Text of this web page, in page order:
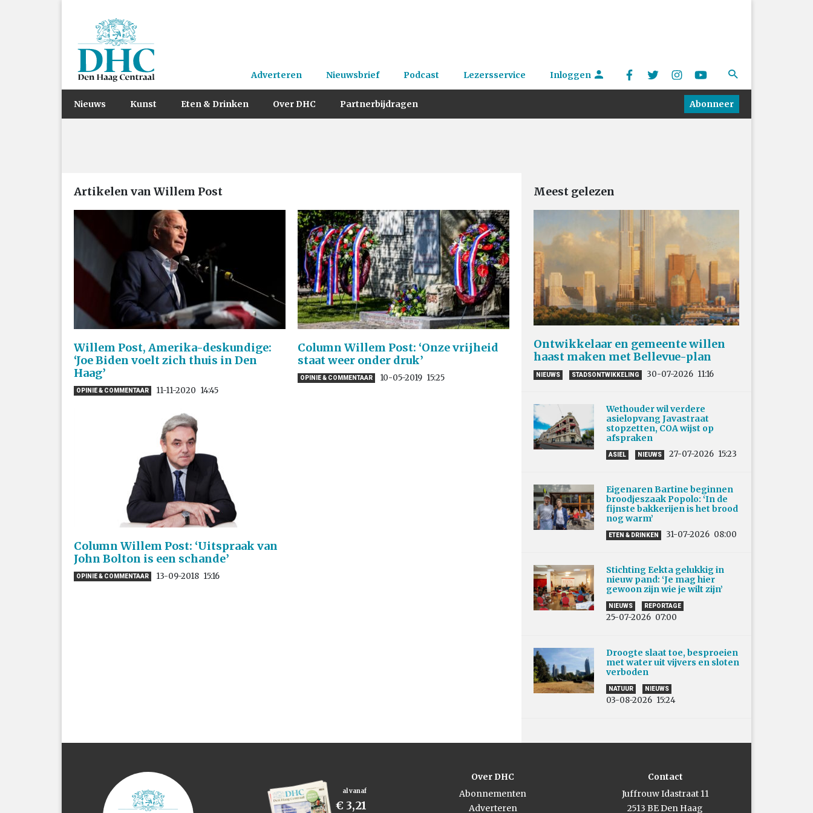
Adverteren Nieuwsbrief Podcast Lezersservice Inloggen
Nieuws Kunst Eten & Drinken Over DHC Partnerbijdragen Abonneer
Artikelen van Willem Post
Willem Post, Amerika-deskundige:
‘Joe Biden voelt zich thuis in Den
Haag’
OPINIE & COMMENTAAR 11-11-2020 14:45
Column Willem Post: ‘Onze vrijheid
staat weer onder druk’
OPINIE & COMMENTAAR 10-05-2019 15:25
Column Willem Post: ‘Uitspraak van
John Bolton is een schande’
OPINIE & COMMENTAAR 13-09-2018 15:16
Meest gelezen
Ontwikkelaar en gemeente willen
haast maken met Bellevue-plan
NIEUWS STADSONTWIKKELING 30-07-2026 11:16
Wethouder wil verdere
asielopvang Javastraat
stopzetten, COA wijst op
afspraken
ASIEL NIEUWS 27-07-2026 15:23
Eigenaren Bartine beginnen
broodjeszaak Popolo: ‘In de
fijnste bakkerijen is het brood
nog warm’
ETEN & DRINKEN 31-07-2026 08:00
Stichting Eekta gelukkig in
nieuw pand: ‘Je mag hier
gewoon zijn wie je wilt zijn’
NIEUWS REPORTAGE
25-07-2026 07:00
Droogte slaat toe, besproeien
met water uit vijvers en sloten
verboden
NATUUR NIEUWS
03-08-2026 15:24
al vanaf
€ 3,21
Over DHC
Abonnementen
Adverteren
Contact
Juffrouw Idastraat 11
2513 BE Den Haag